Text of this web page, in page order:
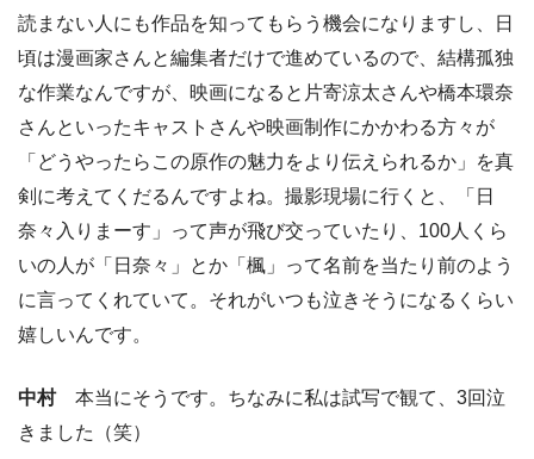
読まない人にも作品を知ってもらう機会になりますし、日
頃は漫画家さんと編集者だけで進めているので、結構孤独
な作業なんですが、映画になると片寄涼太さんや橋本環奈
さんといったキャストさんや映画制作にかかわる方々が
「どうやったらこの原作の魅力をより伝えられるか」を真
剣に考えてくだるんですよね。撮影現場に行くと、「日
奈々入りまーす」って声が飛び交っていたり、100人くら
いの人が「日奈々」とか「楓」って名前を当たり前のよう
に言ってくれていて。それがいつも泣きそうになるくらい
嬉しいんです。
中村本当にそうです。ちなみに私は試写で観て、3回泣
きました（笑）